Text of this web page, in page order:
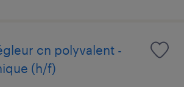
cn polyvalent -
(h/f)